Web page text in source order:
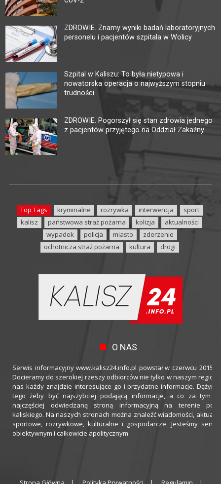
ZDROWIE. Znamy wyniki badań laboratoryjnych
personelu i pacjentów szpitala w Wolicy
Szpital w Kaliszu: To była nietypowa i
nowatorska operacja o najwyższym stopniu
trudności
ZDROWIE. Pogorszył się stan zdrowia jednego
z pacjentów przyjętego na Oddział Zakaźny
Top Tags kryminalne rozrywka interwencja
sport
kalisz
państwowa straż pożarna kolizja
aktualności
wypadek
policja miasto
zderzenie
ochotnicza straż pożarna
kultura drogi
O NAS
Serwis informacyjny www.kalisz24.info.pl powstał w czerwcu 2015
Docieramy do szerokiej rzeszy odbiorców nie tylko w naszym
nas każdy znajdzie interesujące go i przydatne informacje.
tego żeby być najszybciej podającą informacje, a co za tym
najczęściej odwiedzaną stroną informacyjną na terenie
kaliskiego. Na naszych stronach można znaleźć wiadomości,
sportowe, rozrywkowe, kulturalne i gospodarcze. Jesteśmy
obiektywnym i całkowicie apolitycznym.